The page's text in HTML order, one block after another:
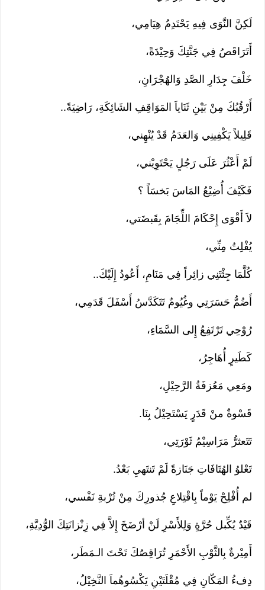
لَكِنَّ النَّوَى فِيهِ يَحْتَدِمُ هِيَامِي،
أَتَرَاقَصُ فِي جَنَّتِكَ وَحِيْدَةً،
خَلْفَ جِدَارِ الصَّدِ وَالهُجْرَانِ،
أَرْقُبُكَ مِنْ بَيْنِ ثَنَاياَ المَوَاقِفِ الشَائِكَةِ، رَاضِيَةً..
قَلِيلاً يَكْفِينِي وَالعَدَمُ قَدْ يُنْهِني،
لَمْ أَعْثُرَ عَلَى رَجُلٍ يَحْتَوِيْني،
فَكَيْفَ أُضِيْعُ المَاسَ بَخسَاً ؟
لاَ أَقْوَى إِحْكَامَ اللِّجَامَ بِقَبضَتي،
يُفْلِتُ مِنِّي،
كُلَّمَا جِئْتَنِي زائِراً فِي مَنَامِ، أَعُودُ إِلَيْكَ..
أَضُمُّ حَسَرَتِي وغُيُومٌ تَتَكَدَّسُ أَسْفَلَ قَدَمِي،
رُوْحِي تَرْتَفِعُ إِلى السَّمَاءِ،
كَطَيرٍ أُهَاجِرُ،
ومَعِي مَعُزفَةُ الرَّحِيْلِ،
قَسْوةٌ منْ قَدَرٍ يَسْتَحِيْلُ بِنَا.
تَتَعثرُّ مَرَاسِيْمُ ثَوْرَتِي،
تَعْلوُ الهُتَافَاتِ جَنَازةً لَمْ تَنتَهيِ بَعْدُ.
لم أُفْلِحْ يَوْماً بِاقْتِلاعِ جُذورِكَ مِنْ تُرْبةِ نَفْسي،
قَيْدٌ يُكِّبل حُرَّةٍ وَلِلأَسْرِ لَنْ أرْضَخَ إِلاَّ فِي زِنْزانَتِكَ الوُّدِيَّةِ،
أَمِيْرةٌ بِالثَّوْبِ الأَحْمَرِ تُرَاقِصُكَ تَحْتَ الـمَطَر،
دِفءُ المَكّانِ فِي مُقْلَتَيْنِ يَكْسُوهُماَ النَّخِيْلُ،